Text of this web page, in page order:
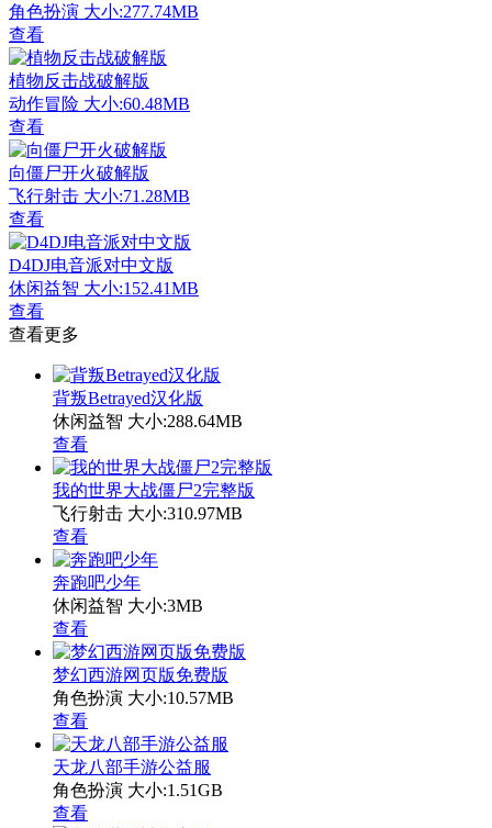
角色扮演 大小:277.74MB
查看
植物反击战破解版
动作冒险 大小:60.48MB
查看
向僵尸开火破解版
飞行射击 大小:71.28MB
查看
D4DJ电音派对中文版
休闲益智 大小:152.41MB
查看
查看更多
背叛Betrayed汉化版
休闲益智 大小:288.64MB
查看
我的世界大战僵尸2完整版
飞行射击 大小:310.97MB
查看
奔跑吧少年
休闲益智 大小:3MB
查看
梦幻西游网页版免费版
角色扮演 大小:10.57MB
查看
天龙八部手游公益服
角色扮演 大小:1.51GB
查看